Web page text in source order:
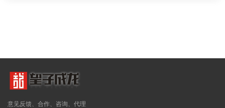
意见反馈、合作、咨询、代理